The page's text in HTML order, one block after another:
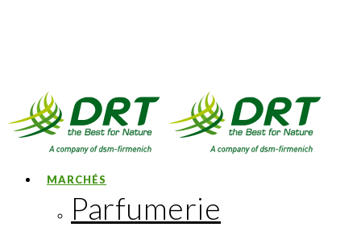
MARCHÉS
Parfumerie